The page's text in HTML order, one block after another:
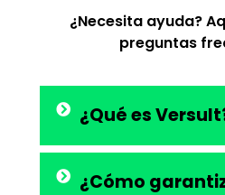
¿Necesita ayuda?
preguntas
¿Qué es
¿Cómo